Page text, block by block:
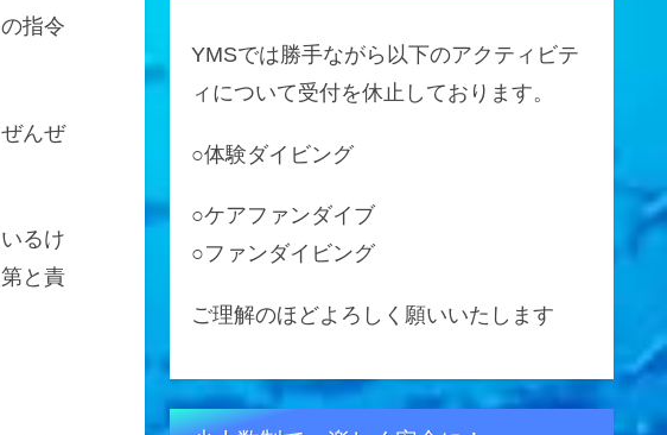
指令
んぜ
るけ
と責
YMSでは勝手ながら以下のアクティビテ
ィについて受付を休止しております。
○体験ダイビング
○ケアファンダイブ
○ファンダイビング
ご理解のほどよろしく願いいたします